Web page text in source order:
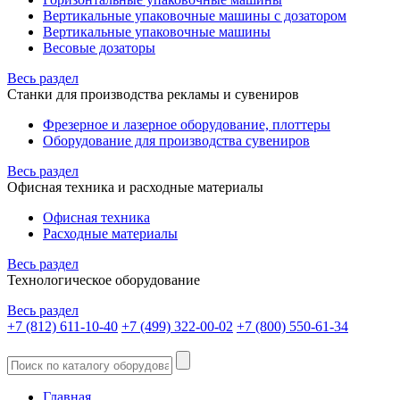
Вертикальные упаковочные машины с дозатором
Вертикальные упаковочные машины
Весовые дозаторы
Весь раздел
Станки для производства рекламы и сувениров
Фрезерное и лазерное оборудование, плоттеры
Оборудование для производства сувениров
Весь раздел
Офисная техника и расходные материалы
Офисная техника
Расходные материалы
Весь раздел
Технологическое оборудование
Весь раздел
+7 (812) 611-10-40 +7 (499) 322-00-02 +7 (800) 550-61-34
Главная